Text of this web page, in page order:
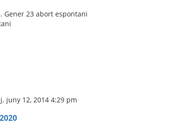
Gener 23 abort espontani
juny 12, 2014 4:29 pm